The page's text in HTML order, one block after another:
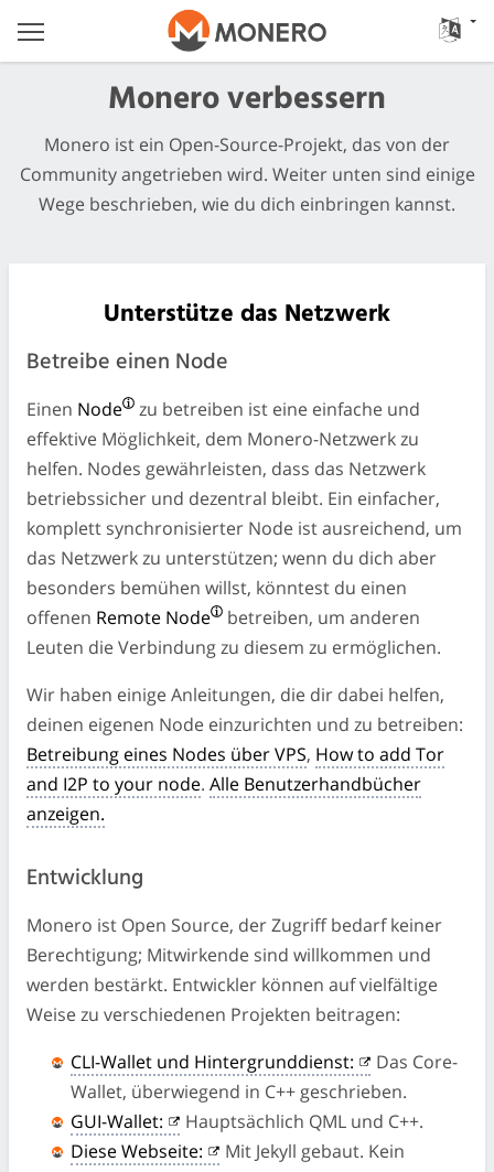
Monero verbessern
Monero ist ein Open-Source-Projekt, das von der
Community angetrieben wird. Weiter unten sind einige
Wege beschrieben, wie du dich einbringen kannst.
Unterstütze das Netzwerk
Betreibe einen Node
Einen Node
zu betreiben ist eine einfache und
effektive Möglichkeit, dem Monero-Netzwerk zu
helfen. Nodes gewährleisten, dass das Netzwerk
betriebssicher und dezentral bleibt. Ein einfacher,
komplett synchronisierter Node ist ausreichend, um
das Netzwerk zu unterstützen; wenn du dich aber
besonders bemühen willst, könntest du einen
offenen Remote Node
betreiben, um anderen
Leuten die Verbindung zu diesem zu ermöglichen.
Wir haben einige Anleitungen, die dir dabei helfen,
deinen eigenen Node einzurichten und zu betreiben:
Betreibung eines Nodes über VPS, How to add Tor
and I2P to your node. Alle Benutzerhandbücher
anzeigen.
Entwicklung
Monero ist Open Source, der Zugriff bedarf keiner
Berechtigung; Mitwirkende sind willkommen und
werden bestärkt. Entwickler können auf vielfältige
Weise zu verschiedenen Projekten beitragen:
CLI-Wallet und Hintergrunddienst:
Das Core-
Wallet, überwiegend in C++ geschrieben.
GUI-Wallet:
Hauptsächlich QML und C++.
Diese Webseite:
Mit Jekyll gebaut. Kein